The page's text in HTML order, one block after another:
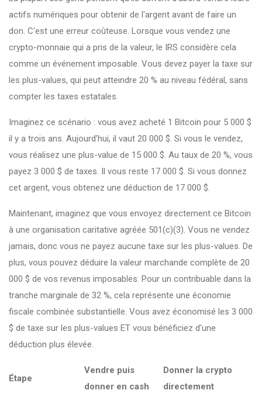
actifs numériques pour obtenir de l'argent avant de faire un
don. C'est une erreur coûteuse. Lorsque vous vendez une
crypto-monnaie qui a pris de la valeur, le IRS considère cela
comme un événement imposable. Vous devez payer la taxe sur
les plus-values, qui peut atteindre 20 % au niveau fédéral, sans
compter les taxes estatales.
Imaginez ce scénario : vous avez acheté 1 Bitcoin pour 5 000 $
il y a trois ans. Aujourd'hui, il vaut 20 000 $. Si vous le vendez,
vous réalisez une plus-value de 15 000 $. Au taux de 20 %, vous
payez 3 000 $ de taxes. Il vous reste 17 000 $. Si vous donnez
cet argent, vous obtenez une déduction de 17 000 $.
Maintenant, imaginez que vous envoyez directement ce Bitcoin
à une organisation caritative agréée 501(c)(3). Vous ne vendez
jamais, donc vous ne payez aucune taxe sur les plus-values. De
plus, vous pouvez déduire la valeur marchande complète de 20
000 $ de vos revenus imposables. Pour un contribuable dans la
tranche marginale de 32 %, cela représente une économie
fiscale combinée substantielle. Vous avez économisé les 3 000
$ de taxe sur les plus-values ET vous bénéficiez d'une
déduction plus élevée.
Étape
Vendre puis
donner en cash
Donner la crypto
directement